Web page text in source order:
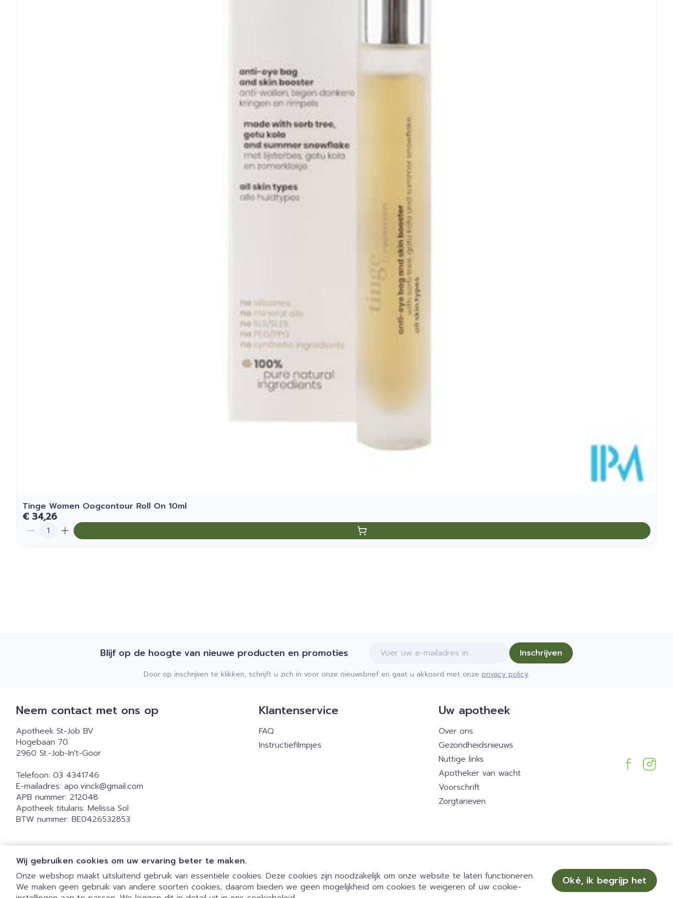
Wij gebruiken cookies om uw ervaring beter te maken.
Onze webshop maakt uitsluitend gebruik van essentiële cookies. Deze cookies zijn noodzakelijk om onze website te laten functioneren.
We maken geen gebruik van andere soorten cookies; daarom bieden we geen mogelijkheid om cookies te weigeren of uw cookie-
Oké, ik begrijp het
Tinge Women Oogcontour Roll On 10ml
€ 34,26
Aantal
Blijf op de hoogte van nieuwe producten en promoties E-mail adres Inschrijven
Door op inschrijven te klikken, schrijft u zich in voor onze nieuwsbrief en gaat u akkoord met onze privacy policy.
Neem contact met ons op
Apotheek St-Job BV
Hogebaan 70
2960 St.-Job-In't-Goor
Telefoon: 03 4341746
E-mailadres: apo.vinck@gmail.com
APB nummer: 212048
Apotheek titularis: Melissa Sol
BTW nummer: BE0426532853
Klantenservice
FAQ
Instructiefilmpjes
Uw apotheek
Over ons
Gezondheidsnieuws
Nuttige links
Apotheker van wacht
Voorschrift
Zorgtarieven
Privacy disclaimer Cookies ODR-platform